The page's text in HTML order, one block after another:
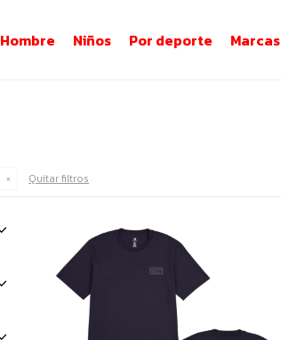
Hombre Niños Por deporte Marcas
Quitar filtros